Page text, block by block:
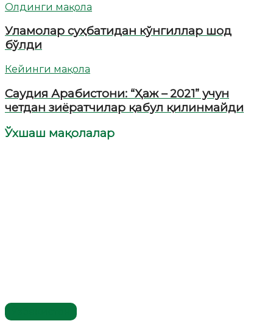
Олдинги мақола
Уламолар суҳбатидан кўнгиллар шод
бўлди
Кейинги мақола
Саудия Арабистони: “Ҳаж – 2021” учун
четдан зиёратчилар қабул қилинмайди
Ўхшаш мақолалар